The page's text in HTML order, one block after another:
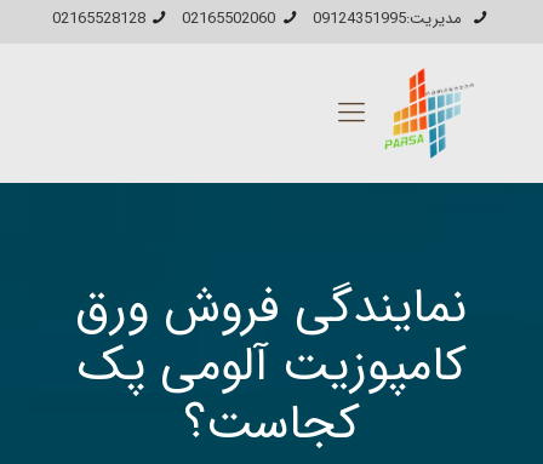
مدیریت:09124351995 02165502060
02165528128
نمایندگی فروش ورق
کامپوزیت آلومی پک
کجاست؟